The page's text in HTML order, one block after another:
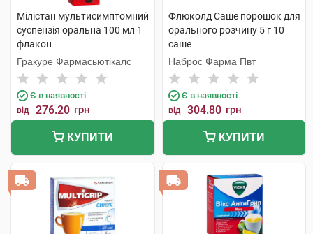
Мілістан мультисимптомний
суспензія оральна 100 мл 1
флакон
Гракуре Фармасьютікалс
Є в наявності
від 276.20 грн
КУПИТИ
Флюколд Саше порошок для
орального розчину 5 г 10
саше
Наброс Фарма Пвт
Є в наявності
від 304.80 грн
КУПИТИ